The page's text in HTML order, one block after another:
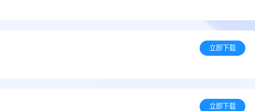
立即下载
立即下载